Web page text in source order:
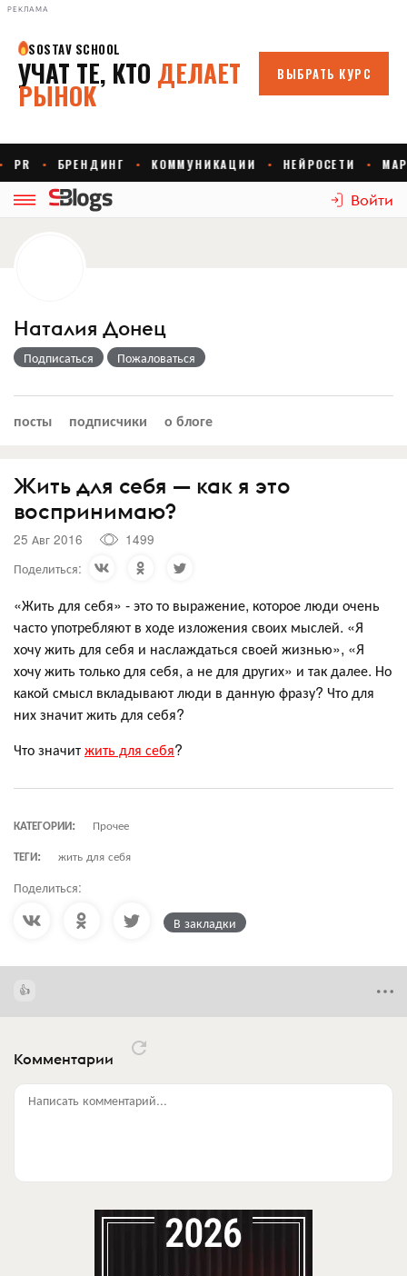
РЕКЛАМА
Войти
Наталия Донец
Подписаться Пожаловаться
посты подписчики о блоге
Жить для себя — как я это
воспринимаю?
25 Авг 2016
1499
Поделиться:
«Жить для себя» - это то выражение, которое люди очень
часто употребляют в ходе изложения своих мыслей. «Я
хочу жить для себя и наслаждаться своей жизнью», «Я
хочу жить только для себя, а не для других» и так далее. Но
какой смысл вкладывают люди в данную фразу? Что для
них значит жить для себя?
Что значитжить для себя?
КАТЕГОРИИ:
Прочее
ТЕГИ:
жить для себя
Поделиться:
В закладки
Комментарии
Написать комментарий...